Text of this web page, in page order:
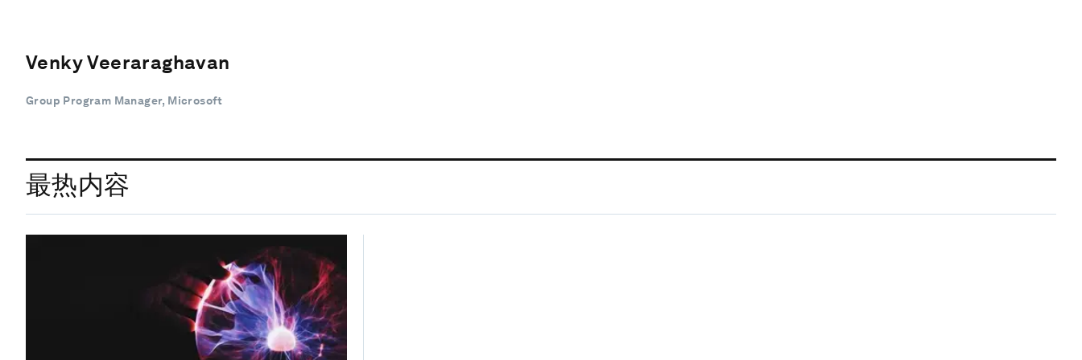
Venky Veeraraghavan
Group Program Manager, Microsoft
最热内容